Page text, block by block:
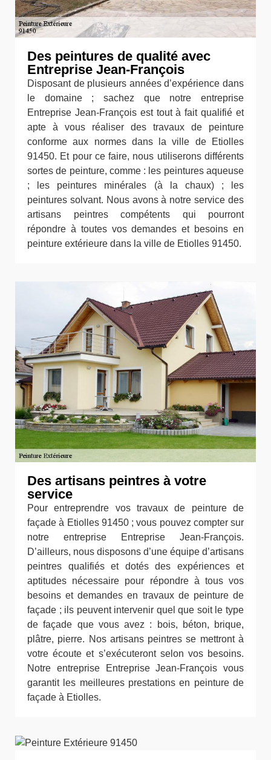
Des peintures de qualité avec
Entreprise Jean-François
Disposant de plusieurs années d’expérience dans
le domaine ; sachez que notre entreprise
Entreprise Jean-François est tout à fait qualifié et
apte à vous réaliser des travaux de peinture
conforme aux normes dans la ville de Etiolles
91450. Et pour ce faire, nous utiliserons différents
sortes de peinture, comme : les peintures aqueuse
; les peintures minérales (à la chaux) ; les
peintures solvant. Nous avons à notre service des
artisans peintres compétents qui pourront
répondre à toutes vos demandes et besoins en
peinture extérieure dans la ville de Etiolles 91450.
Des artisans peintres à votre
service
Pour entreprendre vos travaux de peinture de
façade à Etiolles 91450 ; vous pouvez compter sur
notre entreprise Entreprise Jean-François.
D’ailleurs, nous disposons d’une équipe d’artisans
peintres qualifiés et dotés des expériences et
aptitudes nécessaire pour répondre à tous vos
besoins et demandes en travaux de peinture de
façade ; ils peuvent intervenir quel que soit le type
de façade que vous avez : bois, béton, brique,
plâtre, pierre. Nos artisans peintres se mettront à
votre écoute et s’exécuteront selon vos besoins.
Notre entreprise Entreprise Jean-François vous
garantit les meilleures prestations en peinture de
façade à Etiolles.